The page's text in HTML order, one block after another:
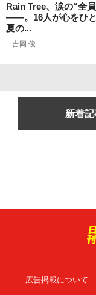
Rain Tree、涙の“全
――。16人が心をひ
夏の...
吉岡 俊
新着
広告掲載について